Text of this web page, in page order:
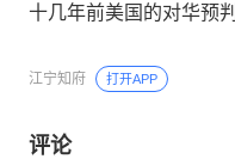
十几年前美国的对华预判
江宁知府 打开APP
评论